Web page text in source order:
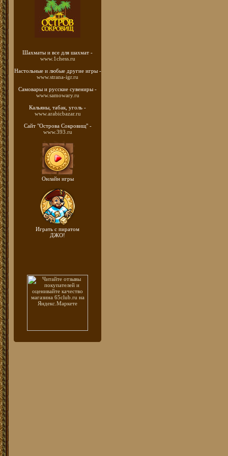
Шахматы и все для шахмат -
www.1chess.ru
Настольные и любые другие игры -
www.strana-igr.ru
Самовары и русские сувениры -
www.samowary.ru
Кальяны, табак, уголь -
www.arabicbazar.ru
Сайт "Острова Сокровищ" -
www.393.ru
Онлайн игры
Играть с пиратом
ДЖО!